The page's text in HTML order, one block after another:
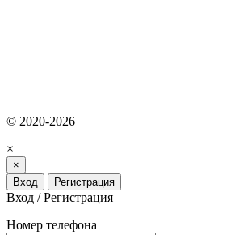
© 2020-2026
×
×
Вход
Регистрация
Вход / Регистрация
Номер телефона